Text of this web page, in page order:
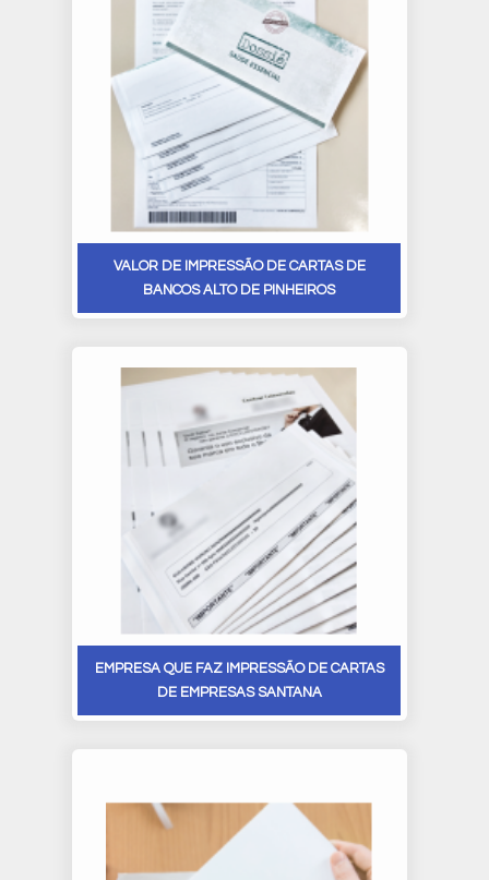
VALOR DE IMPRESSÃO DE CARTAS DE
BANCOS ALTO DE PINHEIROS
EMPRESA QUE FAZ IMPRESSÃO DE CARTAS
DE EMPRESAS SANTANA